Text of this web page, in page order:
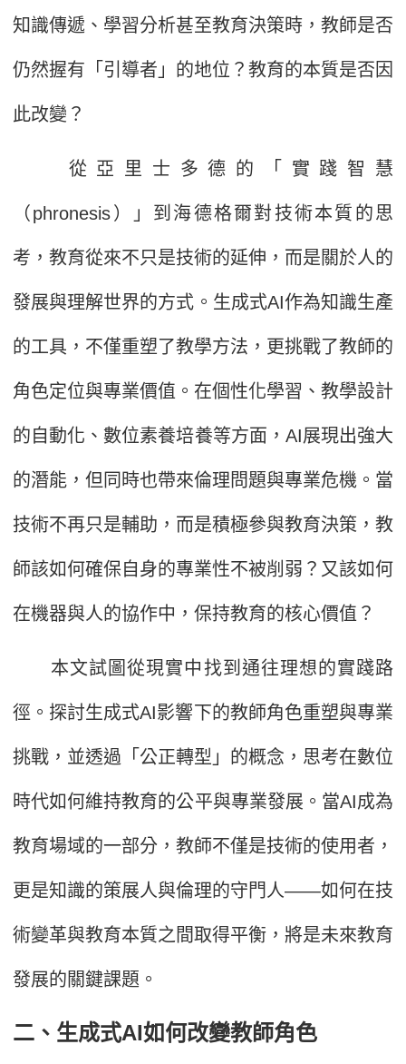
知識傳遞、學習分析甚至教育決策時，教師是否
仍然握有「引導者」的地位？教育的本質是否因
此改變？
從亞里士多德的「實踐智慧
（phronesis）」到海德格爾對技術本質的思
考，教育從來不只是技術的延伸，而是關於人的
發展與理解世界的方式。生成式AI作為知識生產
的工具，不僅重塑了教學方法，更挑戰了教師的
角色定位與專業價值。在個性化學習、教學設計
的自動化、數位素養培養等方面，AI展現出強大
的潛能，但同時也帶來倫理問題與專業危機。當
技術不再只是輔助，而是積極參與教育決策，教
師該如何確保自身的專業性不被削弱？又該如何
在機器與人的協作中，保持教育的核心價值？
本文試圖從現實中找到通往理想的實踐路
徑。探討生成式AI影響下的教師角色重塑與專業
挑戰，並透過「公正轉型」的概念，思考在數位
時代如何維持教育的公平與專業發展。當AI成為
教育場域的一部分，教師不僅是技術的使用者，
更是知識的策展人與倫理的守門人——如何在技
術變革與教育本質之間取得平衡，將是未來教育
發展的關鍵課題。
二、生成式AI如何改變教師角色